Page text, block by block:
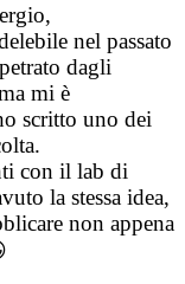
nel passato
dagli
mi è
scritto uno dei
con il lab di
la stessa idea,
non appena